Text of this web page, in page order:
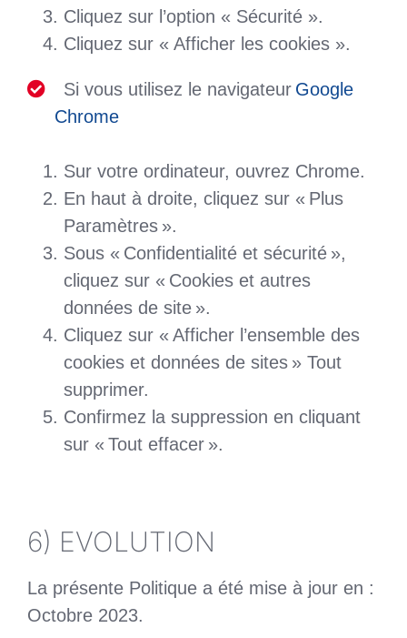
Cliquez sur l’option « Sécurité ».
Cliquez sur « Afficher les cookies ».
Si vous utilisez le navigateur Google
Chrome
Sur votre ordinateur, ouvrez Chrome.
En haut à droite, cliquez sur « Plus
Paramètres ».
Sous « Confidentialité et sécurité »,
cliquez sur « Cookies et autres
données de site ».
Cliquez sur « Afficher l’ensemble des
cookies et données de sites » Tout
supprimer.
Confirmez la suppression en cliquant
sur « Tout effacer ».
6) EVOLUTION
La présente Politique a été mise à jour en :
Octobre 2023.